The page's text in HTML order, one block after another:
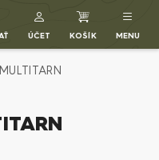
ÚČET KOŠÍK MENU
MULTITARN